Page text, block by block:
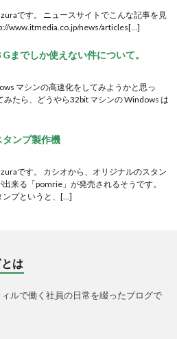
です。 ニュースサイトでこんな記事を見
www.itmedia.co.jp/news/articles[…]
までしか使えない件について。
マシンの高速化をしてみようかと思っ
みたら、どうやら32bit マシンの Windows は
ンプ製作機
です。 カシオから、オリジナルのスタン
来る「pomrie」が発売されるそうです。
ンプというと、[…]
は
ルで働く社員の日常を綴ったブログで